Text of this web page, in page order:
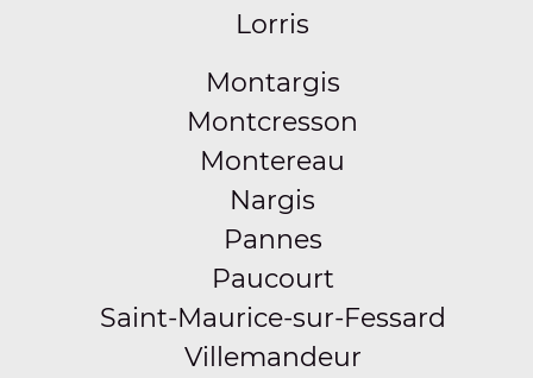
Lorris
Montargis
Montcresson
Montereau
Nargis
Pannes
Paucourt
Saint-Maurice-sur-Fessard
Villemandeur